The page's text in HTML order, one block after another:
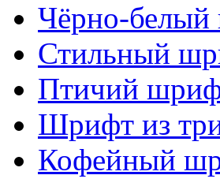
Чёрно-
Стильный
Птичий
Шрифт из
Кофейный